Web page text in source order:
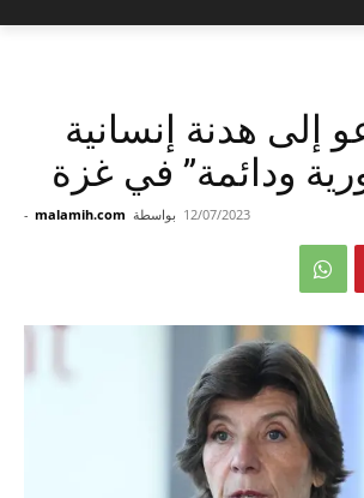
إلى هدنة إنسانية
ودائمة” في غزة
بواسطة malamih.com
- 12/07/2023